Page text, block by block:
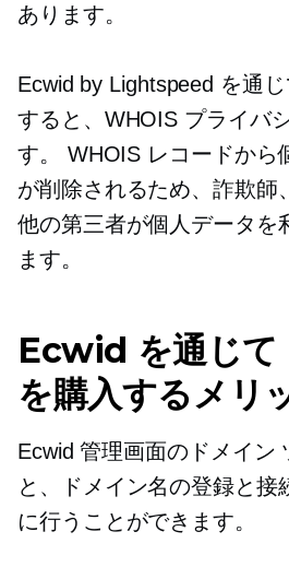
あります。
Ecwid by Lightspeed を通
すると、WHOIS プライバ
す。 WHOIS レコードから
が削除されるため、詐欺師
他の第三者が個人データを
ます。
Ecwid を通じて
を購入するメリ
Ecwid 管理画面のドメイン
と、ドメイン名の登録と接
に行うことができます。